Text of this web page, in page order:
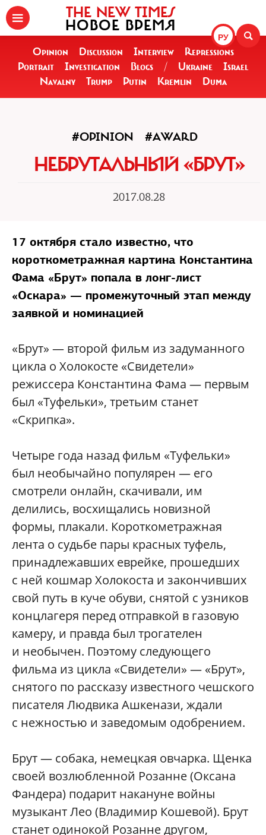
РУ
THE NEW TIMES
НОВОЕ ВРЕМЯ
Opinion Discussion Interview
Repressions
Portrait
Investigation Blogs / Ukraine
Israel
Navalny
Trump Putin Kremlin Duma
#OPINION #AWARD
НЕБРУТАЛЬНЫЙ «БРУТ»
2017.08.28
17 октября стало известно, что
короткометражная картина Константина
Фама «Брут» попала в лонг-лист
«Оскара» — промежуточный этап между
заявкой и номинацией
«Брут» — второй фильм из задуманного
цикла о Холокосте «Свидетели»
режиссера Константина Фама — первым
был «Туфельки», третьим станет
«Скрипка».
Четыре года назад фильм «Туфельки»
был необычайно популярен — его
смотрели онлайн, скачивали, им
делились, восхищались новизной
формы, плакали. Короткометражная
лента о судьбе пары красных туфель,
принадлежавших еврейке, прошедших
с ней кошмар Холокоста и закончивших
свой путь в куче обуви, снятой с узников
концлагеря перед отправкой в газовую
камеру, и правда был трогателен
и необычен. Поэтому следующего
фильма из цикла «Свидетели» — «Брут»,
снятого по рассказу известного чешского
писателя Людвика Ашкенази, ждали
с нежностью и заведомым одобрением.
Брут — собака, немецкая овчарка. Щенка
своей возлюбленной Розанне (Оксана
Фандера) подарит накануне войны
музыкант Лео (Владимир Кошевой). Брут
станет одинокой Розанне другом,